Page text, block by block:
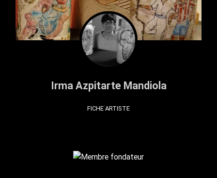
Irma Azpitarte Mandiola
FICHE ARTISTE